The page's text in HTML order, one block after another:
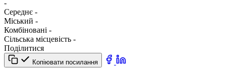
-
Середнє -
Міський -
Комбіновані -
Сільська місцевість -
Поділитися
Копіювати посилання